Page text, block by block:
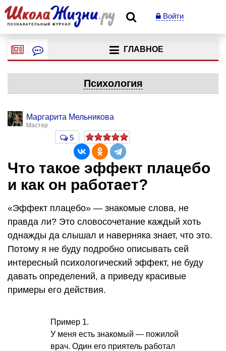
Войти
ГЛАВНОЕ
Психология
Маргарита Мельникова
Мастер
5
Что такое эффект плацебо
и как он работает?
«Эффект плацебо» — знакомые слова, не
правда ли? Это словосочетание каждый хоть
однажды да слышал и наверняка знает, что это.
Потому я не буду подробно описывать сей
интересный психологический эффект, не буду
давать определений, а приведу красивые
примеры его действия.
Пример 1.
У меня есть знакомый — пожилой
врач. Один его приятель работал